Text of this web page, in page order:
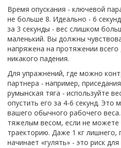
Время опускания - ключевой
не больше 8. Идеально - 6
за 3 секунды - вес слишком
маленький. Вы должны
напряжена на протяжении
никакого падения.
Для упражнений, где можно
партнера - например,
румынская тяга - используйте
опустить его за 4-6 секунд. Это
вашего обычного рабочего
тяжелым весом, если не можете
траекторию. Даже 1 кг лишнего,
начинает «гулять» - это риск